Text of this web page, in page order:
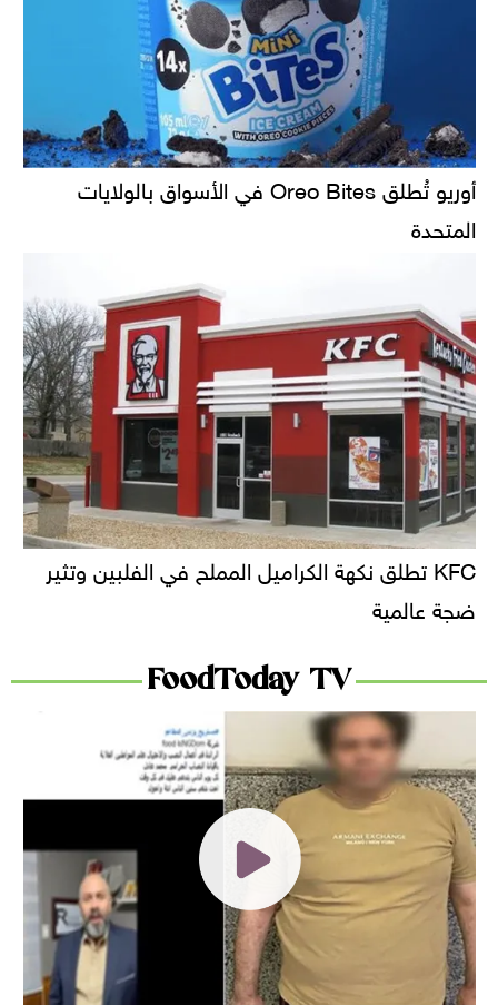
أوريو تُطلق Oreo Bites في الأسواق بالولايات
المتحدة
KFC تطلق نكهة الكراميل المملح في الفلبين وتثير
ضجة عالمية
FoodToday TV